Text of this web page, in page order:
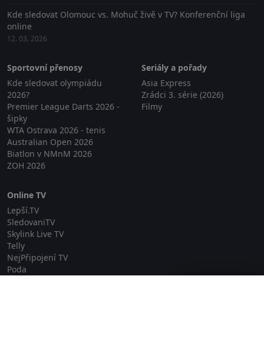
Kde sledovat Olomouc vs. Mohuč živě v TV? Konferenční liga
online
12. 03. 2026
Sportovní přenosy
Kde sledovat olympiádu
2026?
Premier League Darts 2026 -
šipky
WTA Ostrava 2026 - tenis
Australian Open 2026
Biatlon v NMnM 2026
ZOH 2026
Seriály a pořady
Asia Express
Zrádci 3. série (2026)
Filmy
Online TV
Lepší.TV
SledovaniTV
Skylink Live TV
Telly
NejPřipojení TV
Poda